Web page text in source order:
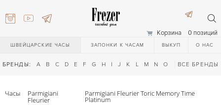
Корзина 0 позиций
ШВЕЙЦАРСКИЕ ЧАСЫ ЗАПОНКИ К ЧАСАМ ВЫКУП О НАС
БРЕНДЫ: A B C D E F G H I J K L M N O Q R S T
ВСЕ БРЕНДЫ
Часы Parmigiani
Fleurier
Parmigiani Fleurier Toric Memory Time
Platinum